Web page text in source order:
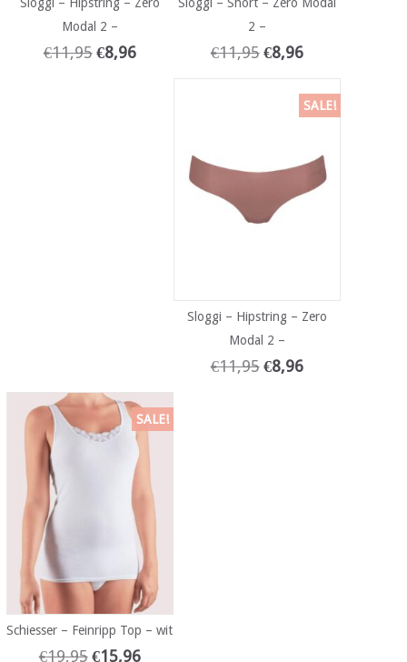
Modal 2 –
€11,95 €8,96
2 –
€11,95 €8,96
SALE!
Sloggi – Hipstring – Zero
Modal 2 –
€11,95 €8,96
SALE!
Schiesser – Feinripp Top – wit
€19,95 €15,96